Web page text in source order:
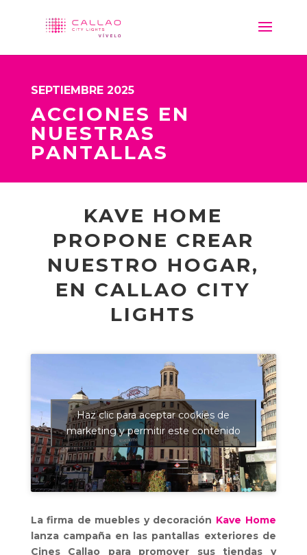
SEPTIEMBRE 2025
ACCIONES EN
NUESTRAS
PANTALLAS
KAVE HOME
PROPONE CREAR
NUESTRO HOGAR,
EN CALLAO CITY
LIGHTS
Haz clic para aceptar cookies de
marketing y permitir este contenido
La firma de muebles y decoración Kave Home
lanza campaña en las pantallas exteriores de
Cines Callao para promover sus tiendas y